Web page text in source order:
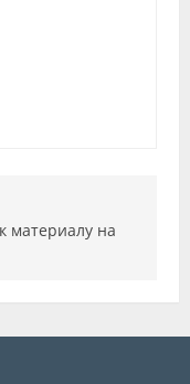
материалу на